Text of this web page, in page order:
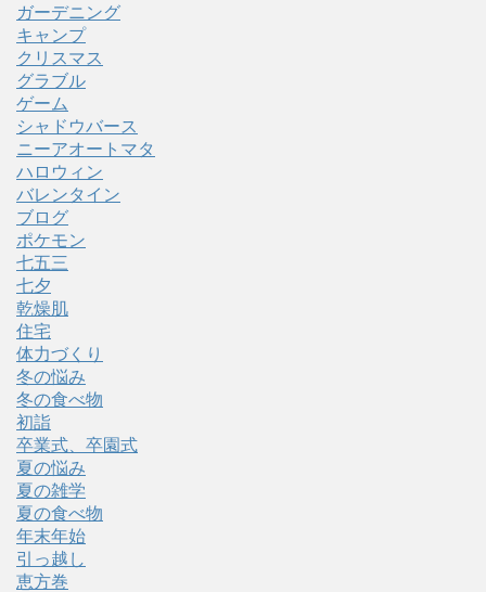
ガーデニング
キャンプ
クリスマス
グラブル
ゲーム
シャドウバース
ニーアオートマタ
ハロウィン
バレンタイン
ブログ
ポケモン
七五三
七夕
乾燥肌
住宅
体力づくり
冬の悩み
冬の食べ物
初詣
卒業式、卒園式
夏の悩み
夏の雑学
夏の食べ物
年末年始
引っ越し
恵方巻